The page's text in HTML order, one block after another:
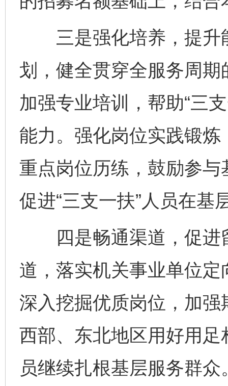
三是强化培养，提升
划，健全贯穿全服务周
加强专业培训，帮助“三
能力。强化岗位实践锻
重点岗位历练，鼓励参
促进“三支一扶”人员在基
四是畅通渠道，促进
道，落实机关事业单位
深入挖掘优质岗位，加
西部、东北地区用好用
员继续扎根基层服务群众